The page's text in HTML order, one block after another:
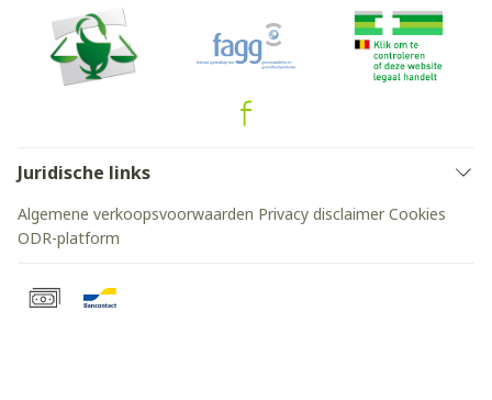
Juridische links
Algemene verkoopsvoorwaarden Privacy disclaimer Cookies
ODR-platform